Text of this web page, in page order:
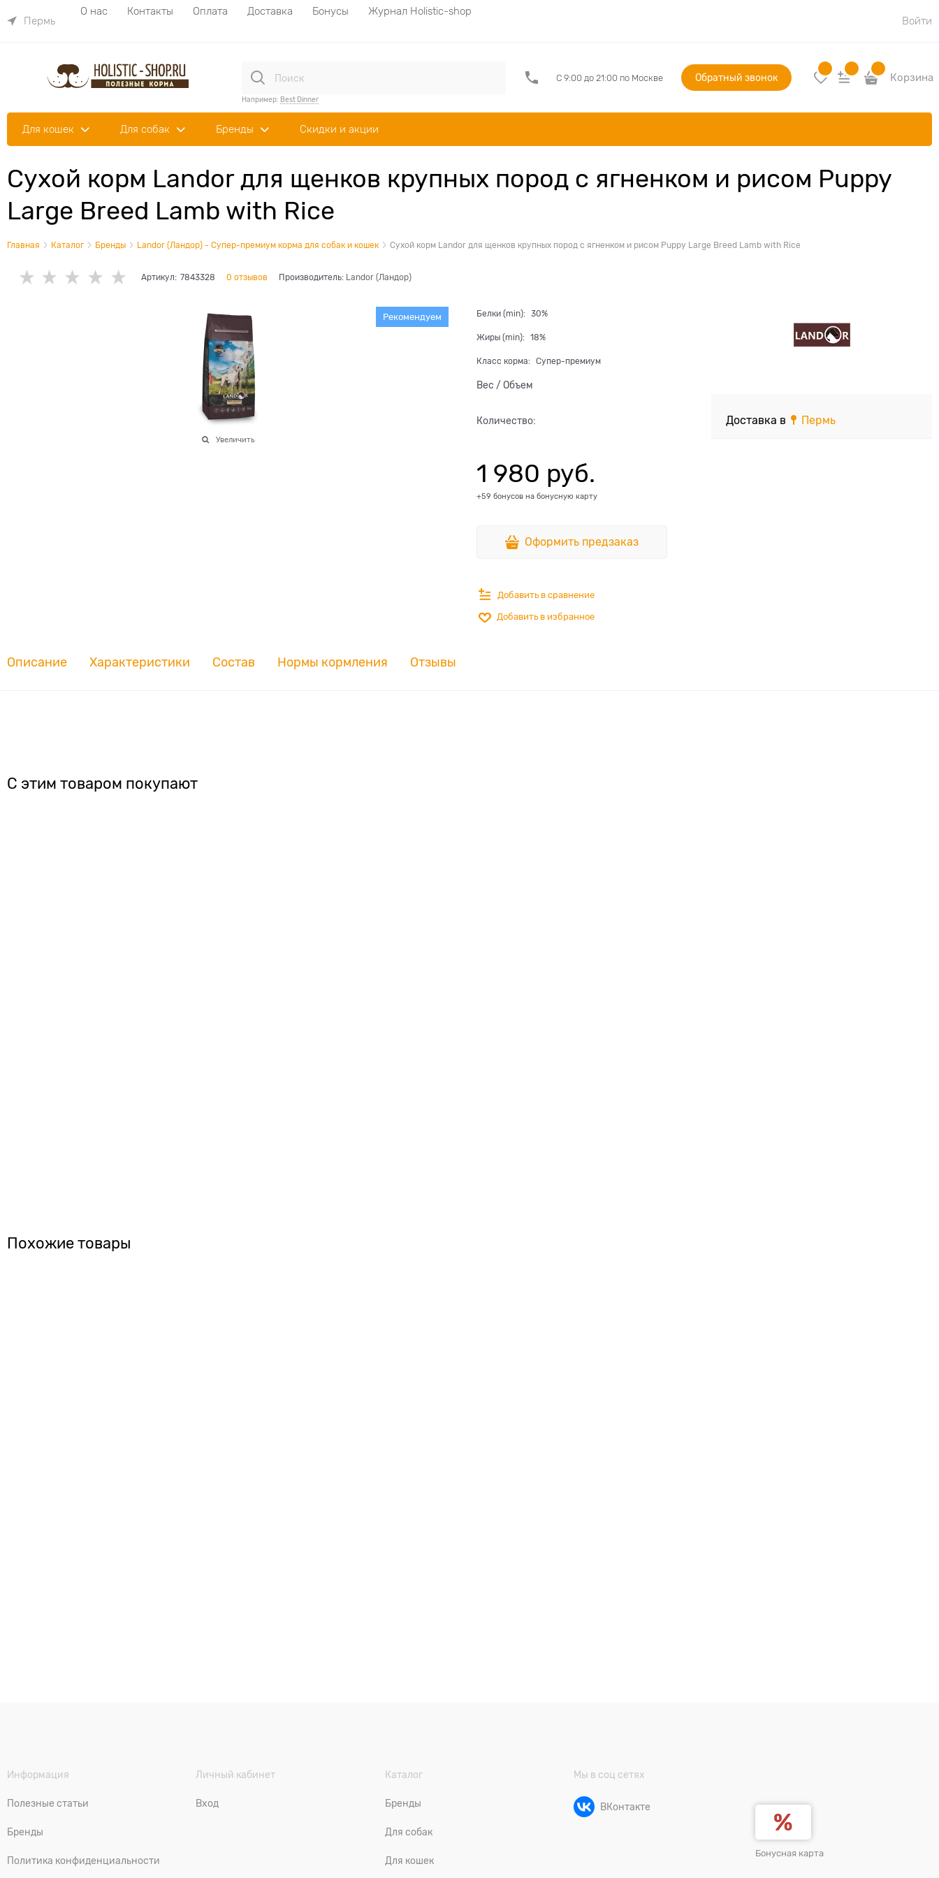
Пермь
О нас Контакты Оплата Доставка Бонусы
Журнал Holistic-shop
Войти
Например: Best Dinner
С 9:00 до 21:00 по Москве Обратный звонок Корзина
Для кошек Для собак Бренды Скидки и акции
Сухой корм Landor для щенков крупных пород с ягненком и рисом Puppy
Large Breed Lamb with Rice
Главная Каталог Бренды Landor (Ландор) - Супер-премиум корма для собак и кошек Сухой корм Landor для щенков крупных пород с ягненком и рисом Puppy Large Breed Lamb with Rice
Артикул: 7843328 0 отзывов Производитель: Landor (Ландор)
Рекомендуем
Увеличить
Белки (min): 30%
Жиры (min): 18%
Класс корма: Супер-премиум
Вес / Объем
Количество:
1 980 руб.
+59 бонусов на бонусную карту
Оформить предзаказ
Добавить в сравнение
Добавить в избранное
Доставка в Пермь
Описание Характеристики Состав Нормы кормления Отзывы
С этим товаром покупают
Похожие товары
Информация
Полезные статьи
Бренды
Политика конфиденциальности
Личный кабинет
Вход
Каталог
Бренды
Для собак
Для кошек
Мы в соц сетях
ВКонтакте
Бонусная карта